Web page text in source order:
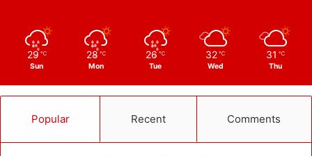
29 ℃
Sun
28 ℃
Mon
26 ℃
Tue
32 ℃
Wed
31 ℃
Thu
Popular Recent Comments